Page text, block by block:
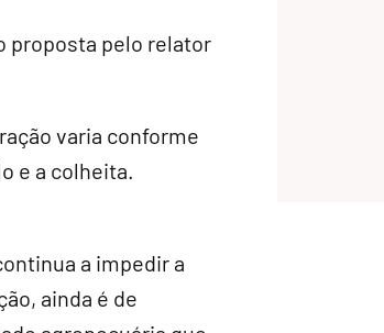
proposta pelo relator
varia conforme
e a colheita.
a impedir a
ainda é de